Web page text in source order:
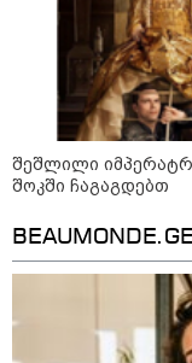
შეშლილი
შოკში ჩაგაგდებთ
BEAUMONDE.GE